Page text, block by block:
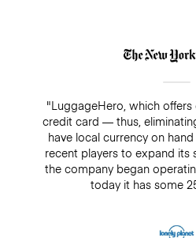
"LuggageHero, which
credit card — thus,
have local currency on
recent players to expand its
the company began
today it has some